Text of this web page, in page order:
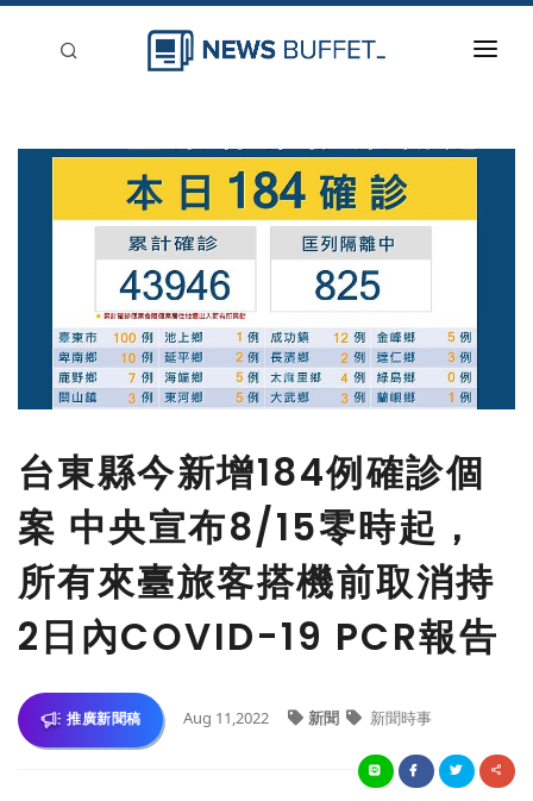
新聞稿分類
刊登
台東縣今新增184例確診個
案 中央宣布8/15零時起，
所有來臺旅客搭機前取消持
2日內COVID-19 PCR報告
推廣新聞稿 Aug 11,2022 新聞 新聞時事